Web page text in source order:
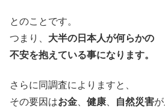
とのことです。
つまり、 大半の日本人が何らかの
不安を抱えている事になります。
さらに同調査によりますと、
その要因はお金 健康 自然災害